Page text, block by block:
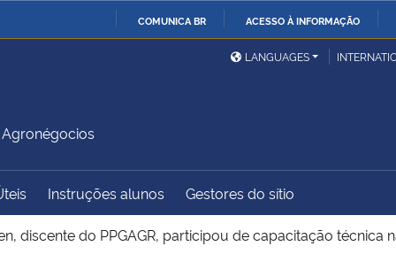
COMUNICA BR ACESSO À INFORMAÇÃO
Ministério da Defesa
Ministério das Relações
Exteriores
Ministério do
Desenvolvimento Regional
Controladoria-Geral da
União
LANGUAGES
Instruções alunos Gestores do sítio
discente do PPGAGR, participou de capacitação técnica